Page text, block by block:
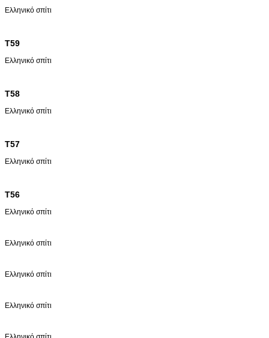
Ελληνικό σπίτι
T59
Ελληνικό σπίτι
T58
Ελληνικό σπίτι
T57
Ελληνικό σπίτι
T56
Ελληνικό σπίτι
Ελληνικό σπίτι
Ελληνικό σπίτι
Ελληνικό σπίτι